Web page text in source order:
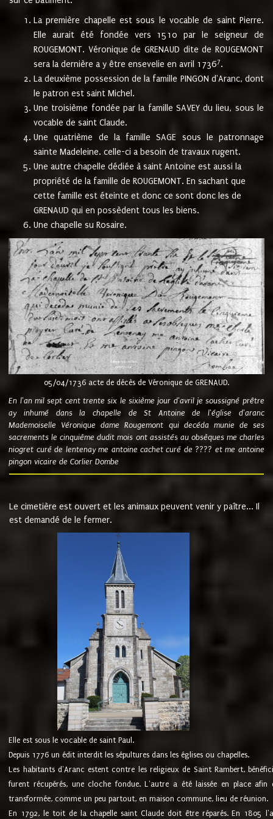
La première chapelle est sous le vocable de saint Pierre.
Elle aurait été fondée vers 1510 par le seigneur de
ROUGEMONT. Véronique de GRENAUD dite de ROUGEMONT
sera la dernière a y être ensevelie en avril 17367.
La deuxième possession de la famille PINGON d'Aranc, dont
le patron est saint Michel.
Une troisième fondée par la famille SAVEY du lieu, sous le
vocable de saint Claude.
Une quatrième de la famille SAGE sous le patronnage
sainte Madeleine. celle-ci a besoin de travaux rugent.
Une autre chapelle dédiée à saint Antoine est aussi la
propriété de la famille de ROUGEMONT. En sachant que
cette famille est éteinte et donc ce sont donc les de
GRENAUD qui en possèdent tous les biens.
Une chapelle su Rosaire.
05/04/1736 acte de décès de Véronique de GRENAUD.
En l'an mil sept cent trente six le sixième jour d'avril je soussigné prêtre
ay inhumé dans la chapelle de St Antoine de l'église d'aranc
Mademoiselle Véronique dame Rougemont qui decéda munie de ses
sacrements le cinquième dudit mois ont assistés au obsèques me charles
niogret curé de lentenay me antoine cachet curé de ???? et me antoine
pingon vicaire de Corlier Dombe
Le cimetière est ouvert et les animaux peuvent venir y paître... Il
est demandé de le fermer.
Elle est sous le vocable de saint Paul.
Depuis 1776 un édit interdit les sépultures dans les églises ou chapelles.
Les habitants d'Aranc estent contre les religieux de Saint Rambert,
furent récupérés, une cloche fondue. L'autre a été laissée en place
transformée, comme un peu partout, en maison commune, lieu de réunion.
En 1792, le toit de la chapelle saint Claude doit être réparés. En 1805